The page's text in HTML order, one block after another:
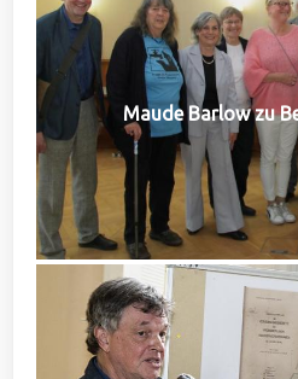
Maude Barlow zu